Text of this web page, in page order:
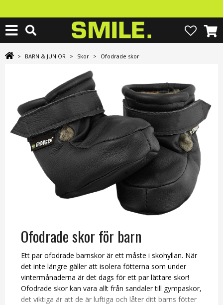
> BARN & JUNIOR > Skor > Ofodrade skor
Ofodrade skor för barn
Ett par ofodrade barnskor är ett måste i skohyllan. När
det inte längre gäller att isolera fötterna som under
vintermånaderna är det dags för ett par lättare skor!
Ofodrade skor kan vara allt från sandaler till gympaskor,
det viktiga är att de är luftiga och låter ditt barns fötter